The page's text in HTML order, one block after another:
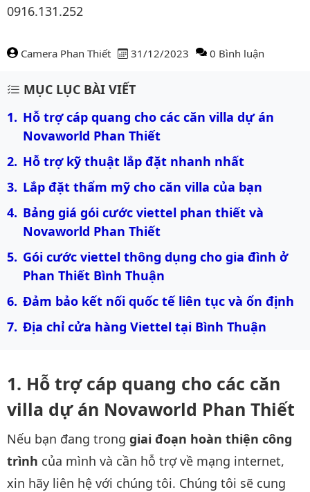
0916.131.252
Camera Phan Thiết 31/12/2023 0 Bình luận
Nội dung bài viết
MỤC LỤC BÀI VIẾT
Hỗ trợ cáp quang cho các căn villa dự án
Novaworld Phan Thiết
Hỗ trợ kỹ thuật lắp đặt nhanh nhất
Lắp đặt thẩm mỹ cho căn villa của bạn
Bảng giá gói cước viettel phan thiết và
Novaworld Phan Thiết
Gói cước viettel thông dụng cho gia đình ở
Phan Thiết Bình Thuận
Đảm bảo kết nối quốc tế liên tục và ổn định
Địa chỉ cửa hàng Viettel tại Bình Thuận
Hỗ trợ cáp quang cho các căn
villa dự án Novaworld Phan Thiết
Nếu bạn đang trong giai đoạn hoàn thiện công
trình của mình và cần hỗ trợ về mạng internet,
xin hãy liên hệ với chúng tôi. Chúng tôi sẽ cung